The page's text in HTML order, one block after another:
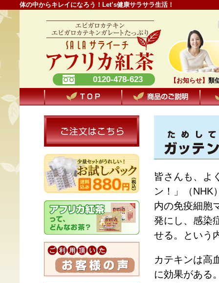
体の中からキレイになろう！Let’s健康サラサラ生活！
0120-478-623 【お知らせ】 類
皆さんも、よ
ン！」（NHK
内の免疫細胞
発にし、感染
せる。という
カテキンは高
に効果がある